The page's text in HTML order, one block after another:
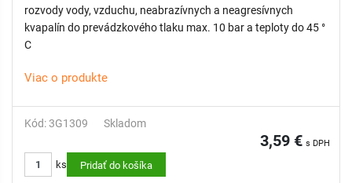
rozvody vody, vzduchu, neabrazívnych a neagresívnych
kvapalín do prevádzkového tlaku max. 10 bar a teploty do 45 °
C
Viac o produkte
Kód: 3G1309 Skladom
3,59 € s DPH
ks Pridať do košíka